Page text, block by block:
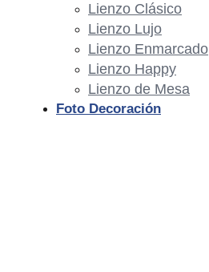
Lienzo Clásico
Lienzo Lujo
Lienzo Enmarcado
Lienzo Happy
Lienzo de Mesa
Foto Decoración